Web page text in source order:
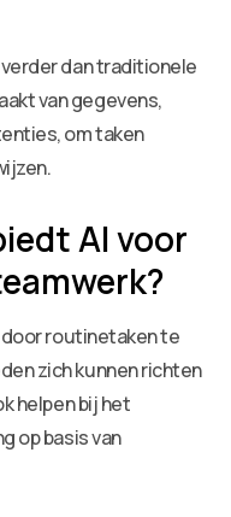
dan traditionele
van gegevens,
om taken
AI voor
routinetaken te
zich kunnen richten
helpen bij het
op basis van